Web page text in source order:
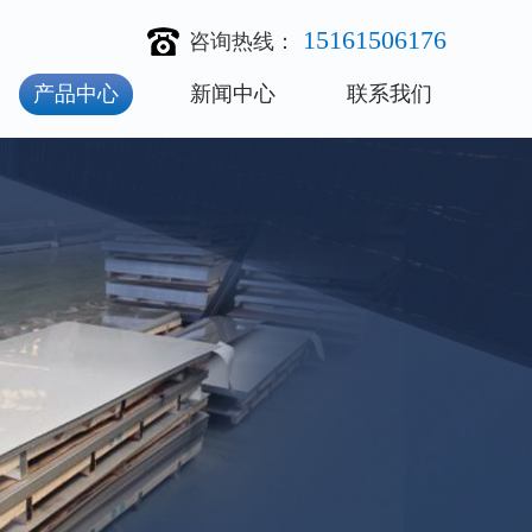
咨询热线： 15161506176
产品中心 新闻中心 联系我们